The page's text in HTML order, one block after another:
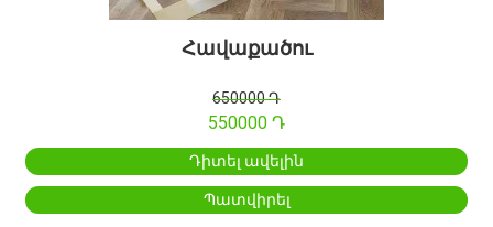
Հավաքածու
650000 Դ
550000 Դ
Դիտել ավելին
Պատվիրել